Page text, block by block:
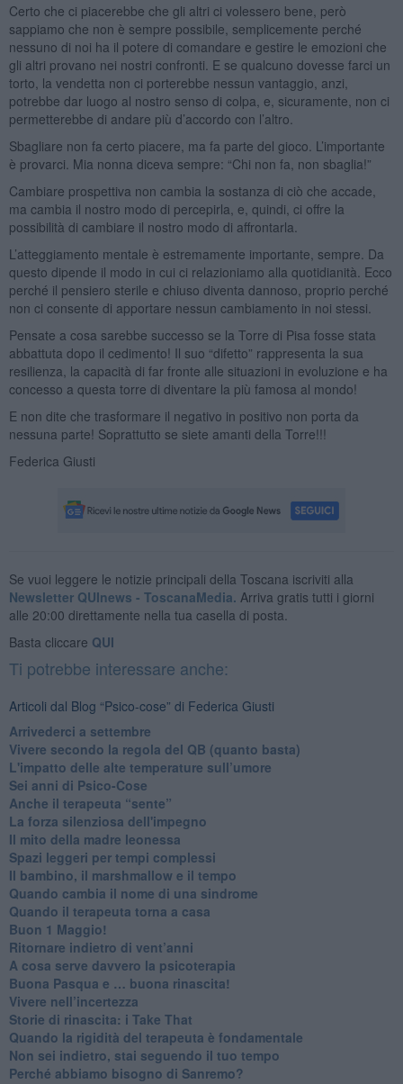
Certo che ci piacerebbe che gli altri ci volessero bene, però
sappiamo che non è sempre possibile, semplicemente perché
nessuno di noi ha il potere di comandare e gestire le emozioni che
gli altri provano nei nostri confronti. E se qualcuno dovesse farci un
torto, la vendetta non ci porterebbe nessun vantaggio, anzi,
potrebbe dar luogo al nostro senso di colpa, e, sicuramente, non ci
permetterebbe di andare più d’accordo con l’altro.
Sbagliare non fa certo piacere, ma fa parte del gioco. L’importante
è provarci. Mia nonna diceva sempre: “Chi non fa, non sbaglia!”
Cambiare prospettiva non cambia la sostanza di ciò che accade,
ma cambia il nostro modo di percepirla, e, quindi, ci offre la
possibilità di cambiare il nostro modo di affrontarla.
L’atteggiamento mentale è estremamente importante, sempre. Da
questo dipende il modo in cui ci relazioniamo alla quotidianità. Ecco
perché il pensiero sterile e chiuso diventa dannoso, proprio perché
non ci consente di apportare nessun cambiamento in noi stessi.
Pensate a cosa sarebbe successo se la Torre di Pisa fosse stata
abbattuta dopo il cedimento! Il suo “difetto” rappresenta la sua
resilienza, la capacità di far fronte alle situazioni in evoluzione e ha
concesso a questa torre di diventare la più famosa al mondo!
E non dite che trasformare il negativo in positivo non porta da
nessuna parte! Soprattutto se siete amanti della Torre!!!
Federica Giusti
Se vuoi leggere le notizie principali della Toscana iscriviti alla
Newsletter QUInews - ToscanaMedia. Arriva gratis tutti i giorni
alle 20:00 direttamente nella tua casella di posta.
Basta cliccare QUI
Ti potrebbe interessare anche:
Articoli dal Blog “Psico-cose” di Federica Giusti
​Arrivederci a settembre
​Vivere secondo la regola del QB (quanto basta)
​L'impatto delle alte temperature sull’umore
Sei anni di Psico-Cose
​Anche il terapeuta “sente”
​La forza silenziosa dell'impegno
​Il mito della madre leonessa
Spazi leggeri per tempi complessi
Il bambino, il marshmallow e il tempo
​Quando cambia il nome di una sindrome
​Quando il terapeuta torna a casa
​Buon 1 Maggio!
Ritornare indietro di vent’anni
​A cosa serve davvero la psicoterapia
​Buona Pasqua e … buona rinascita!
​Vivere nell’incertezza
​Storie di rinascita: i Take That
​Quando la rigidità del terapeuta è fondamentale
​Non sei indietro, stai seguendo il tuo tempo
​Perché abbiamo bisogno di Sanremo?